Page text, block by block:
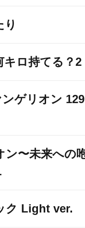
キロ持てる？2
ゲリオン 129
ン〜未来への
ク Light ver.